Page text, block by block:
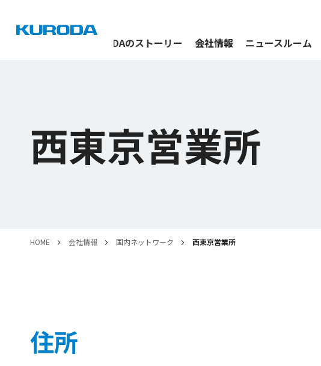
KURODAのストーリー 会社情報 ニュースルーム
西東京営業所
HOME 会社情報 国内ネットワーク 西東京営業所
住所